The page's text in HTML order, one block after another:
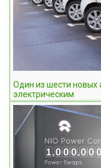
Один из шести новых
электрическим